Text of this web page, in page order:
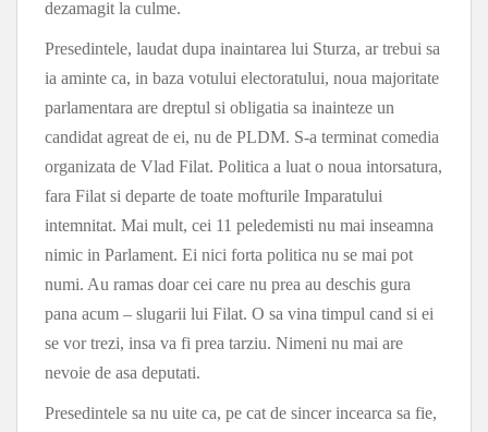
dezamagit la culme.
Presedintele, laudat dupa inaintarea lui Sturza, ar trebui sa
ia aminte ca, in baza votului electoratului, noua majoritate
parlamentara are dreptul si obligatia sa inainteze un
candidat agreat de ei, nu de PLDM. S-a terminat comedia
organizata de Vlad Filat. Politica a luat o noua intorsatura,
fara Filat si departe de toate mofturile Imparatului
intemnitat. Mai mult, cei 11 peledemisti nu mai inseamna
nimic in Parlament. Ei nici forta politica nu se mai pot
numi. Au ramas doar cei care nu prea au deschis gura
pana acum – slugarii lui Filat. O sa vina timpul cand si ei
se vor trezi, insa va fi prea tarziu. Nimeni nu mai are
nevoie de asa deputati.
Presedintele sa nu uite ca, pe cat de sincer incearca sa fie,